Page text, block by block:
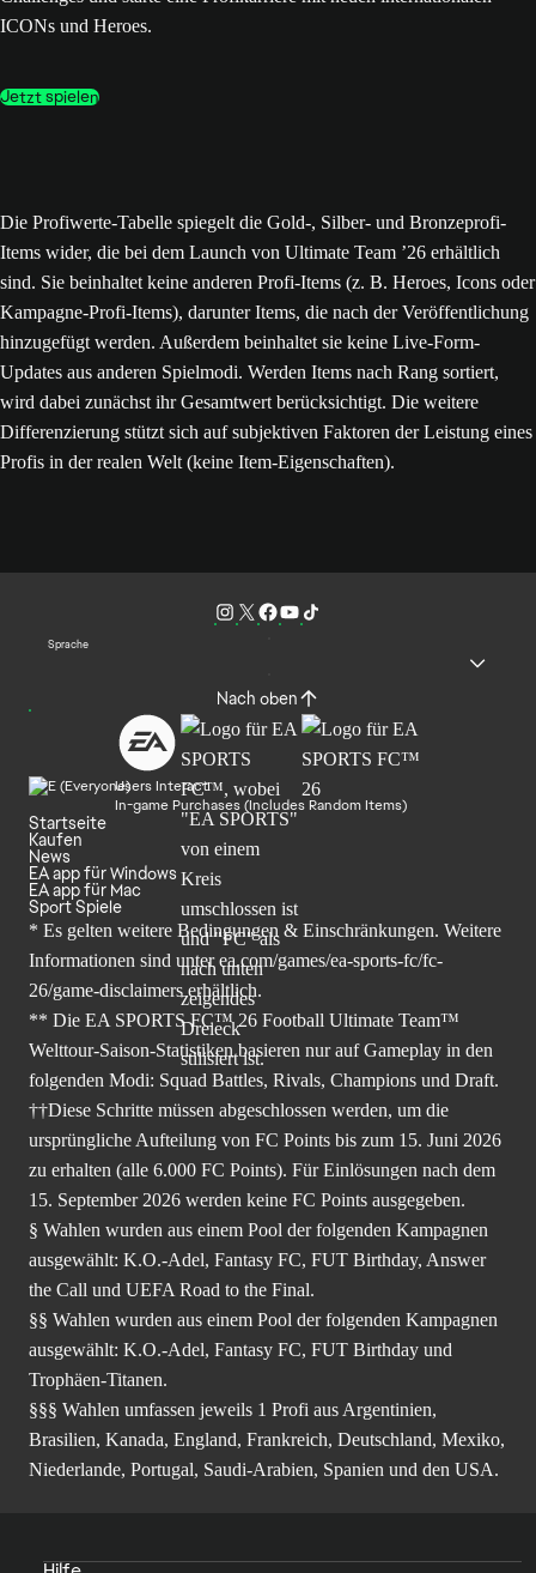
ICONs und Heroes.
Jetzt spielen
Die Profiwerte-Tabelle spiegelt die Gold-, Silber- und Bronzeprofi-
Items wider, die bei dem Launch von Ultimate Team ’26 erhältlich
sind. Sie beinhaltet keine anderen Profi-Items (z. B. Heroes, Icons oder
Kampagne-Profi-Items), darunter Items, die nach der Veröffentlichung
hinzugefügt werden. Außerdem beinhaltet sie keine Live-Form-
Updates aus anderen Spielmodi. Werden Items nach Rang sortiert,
wird dabei zunächst ihr Gesamtwert berücksichtigt. Die weitere
Differenzierung stützt sich auf subjektiven Faktoren der Leistung eines
Profis in der realen Welt (keine Item-Eigenschaften).
Sprache
Nach oben
Users Interact
In-game Purchases (Includes Random Items)
Startseite
Kaufen
News
EA app für Windows
EA app für Mac
Sport Spiele
* Es gelten weitere Bedingungen & Einschränkungen. Weitere
Informationen sind unterea.com/games/ea-sports-fc/fc-
26/game-disclaimers erhältlich.
** Die EA SPORTS FC™ 26 Football Ultimate Team™
Welttour-Saison-Statistiken basieren nur auf Gameplay in den
folgenden Modi: Squad Battles, Rivals, Champions und Draft.
††Diese Schritte müssen abgeschlossen werden, um die
ursprüngliche Aufteilung von FC Points bis zum 15. Juni 2026
zu erhalten (alle 6.000 FC Points). Für Einlösungen nach dem
15. September 2026 werden keine FC Points ausgegeben.
§ Wahlen wurden aus einem Pool der folgenden Kampagnen
ausgewählt: K.O.-Adel, Fantasy FC, FUT Birthday, Answer
the Call und UEFA Road to the Final.
§§ Wahlen wurden aus einem Pool der folgenden Kampagnen
ausgewählt: K.O.-Adel, Fantasy FC, FUT Birthday und
Trophäen-Titanen.
§§§ Wahlen umfassen jeweils 1 Profi aus Argentinien,
Brasilien, Kanada, England, Frankreich, Deutschland, Mexiko,
Niederlande, Portugal, Saudi-Arabien, Spanien und den USA.